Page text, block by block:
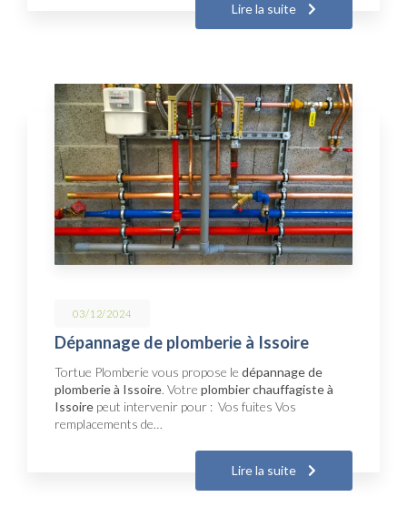
Lire la suite
03/12/2024
Dépannage de plomberie à Issoire
Tortue Plomberie vous propose le dépannage de
plomberie à Issoire. Votre plombier chauffagiste à
Issoire peut intervenir pour : Vos fuites Vos
remplacements de…
Lire la suite